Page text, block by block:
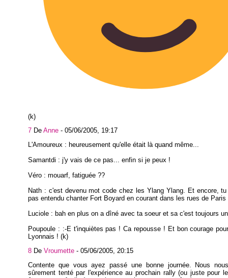
(k)
7 De Anne - 05/06/2005, 19:17
L'Amoureux : heureusement qu'elle était là quand même...
Samantdi : j'y vais de ce pas... enfin si je peux !
Véro : mouarf, fatiguée ??
Nath : c'est devenu mot code chez les Ylang Ylang. Et encore,
pas entendu chanter Fort Boyard en courant dans les rues de Paris
Luciole : bah en plus on a dîné avec ta soeur et sa c'est toujours
Poupoule : :-E t'inquiètes pas ! Ca repousse ! Et bon courage
Lyonnais ! (k)
8 De Vroumette - 05/06/2005, 20:15
Contente que vous ayez passé une bonne journée. Nous
sûrement tenté par l'expérience au prochain rally (ou juste pour